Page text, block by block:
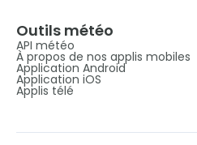
Outils météo
API météo
À propos de nos applis mobiles
Application Android
Application iOS
Applis télé